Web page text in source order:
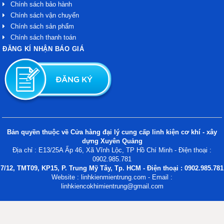
Chính sách bảo hành
Chính sách vận chuyển
Chính sách sản phẩm
Chính sách thanh toán
ĐĂNG KÍ NHẬN BÁO GIÁ
Bản quyền thuộc về Cửa hàng đại lý cung cấp linh kiện cơ khí - xây
dựng Xuyên Quảng
Địa chỉ : E13/25A Ấp 46, Xã Vĩnh Lộc, TP Hồ Chí Minh - Điện thoại :
0902.985.781
7/12, TMT09, KP15, P. Trung Mỹ Tây, Tp. HCM - Điện thoại : 0902.985.781
Website : linhkienmientrung.com - Email :
linhkiencokhimientrung@gmail.com